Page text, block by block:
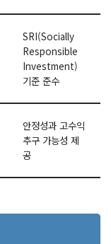
SRI(Socially
Responsible
Investment)
기준 준수
안정성과 고수익
추구 가능성 제
공